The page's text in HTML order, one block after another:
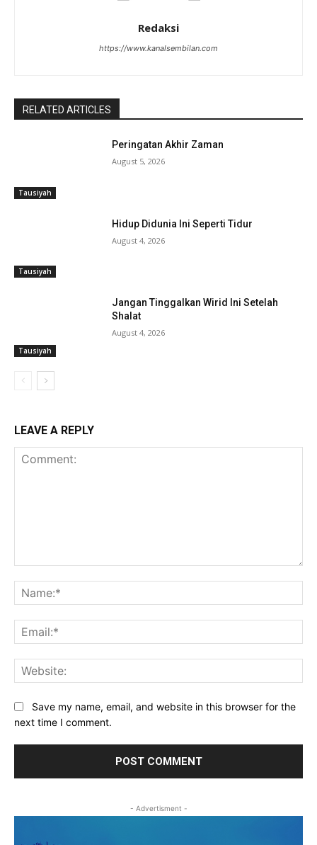
Redaksi
https://www.kanalsembilan.com
RELATED ARTICLES
Tausiyah
Peringatan Akhir Zaman
August 5, 2026
Tausiyah
Hidup Didunia Ini Seperti Tidur
August 4, 2026
Tausiyah
Jangan Tinggalkan Wirid Ini Setelah
Shalat
August 4, 2026
LEAVE A REPLY
Save my name, email, and website in this browser for the
next time I comment.
- Advertisment -